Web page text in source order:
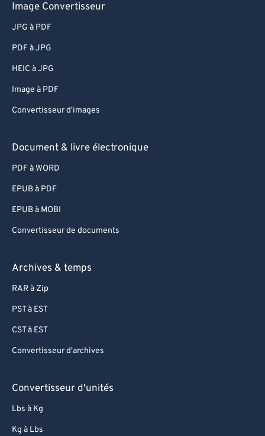
Image Convertisseur
JPG à PDF
PDF à JPG
HEIC à JPG
Image à PDF
Convertisseur d'images
Document & livre électronique
PDF à WORD
EPUB à PDF
EPUB à MOBI
Convertisseur de documents
Archives & temps
RAR à Zip
PST à EST
CST à EST
Convertisseur d'archives
Convertisseur d'unités
Lbs à Kg
Kg à Lbs